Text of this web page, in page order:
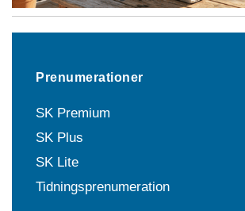
Prenumerationer
SK Premium
SK Plus
SK Lite
Tidningsprenumeration